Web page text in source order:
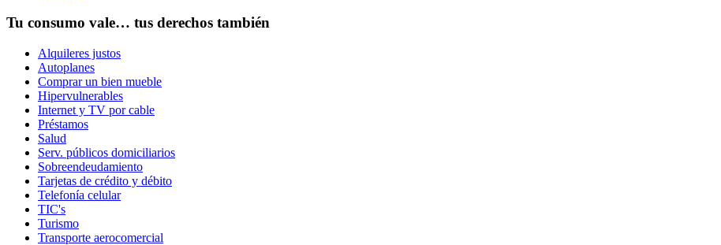
Tu consumo vale… tus derechos también
Alquileres justos
Autoplanes
Comprar un bien mueble
Hipervulnerables
Internet y TV por cable
Préstamos
Salud
Serv. públicos domiciliarios
Sobreendeudamiento
Tarjetas de crédito y débito
Telefonía celular
TIC's
Turismo
Transporte aerocomercial